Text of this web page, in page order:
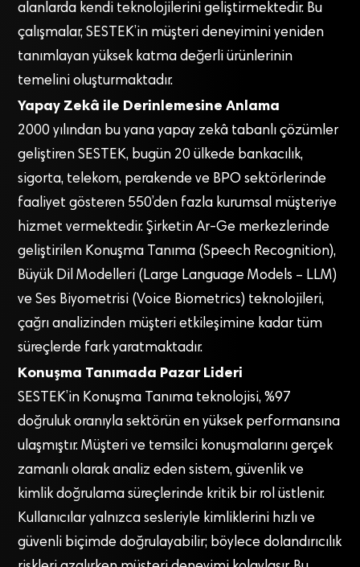
alanlarda kendi teknolojilerini geliştirmektedir. Bu
çalışmalar, SESTEK’in müşteri deneyimini yeniden
tanımlayan yüksek katma değerli ürünlerinin
temelini oluşturmaktadır.
Yapay Zekâ ile Derinlemesine Anlama
2000 yılından bu yana yapay zekâ tabanlı çözümler
geliştiren SESTEK, bugün 20 ülkede bankacılık,
sigorta, telekom, perakende ve BPO sektörlerinde
faaliyet gösteren 550’den fazla kurumsal müşteriye
hizmet vermektedir. Şirketin Ar-Ge merkezlerinde
geliştirilen Konuşma Tanıma (Speech Recognition),
Büyük Dil Modelleri (Large Language Models – LLM)
ve Ses Biyometrisi (Voice Biometrics) teknolojileri,
çağrı analizinden müşteri etkileşimine kadar tüm
süreçlerde fark yaratmaktadır.
Konuşma Tanımada Pazar Lideri
SESTEK’in Konuşma Tanıma teknolojisi, %97
doğruluk oranıyla sektörün en yüksek performansına
ulaşmıştır. Müşteri ve temsilci konuşmalarını gerçek
zamanlı olarak analiz eden sistem, güvenlik ve
kimlik doğrulama süreçlerinde kritik bir rol üstlenir.
Kullanıcılar yalnızca sesleriyle kimliklerini hızlı ve
güvenli biçimde doğrulayabilir; böylece dolandırıcılık